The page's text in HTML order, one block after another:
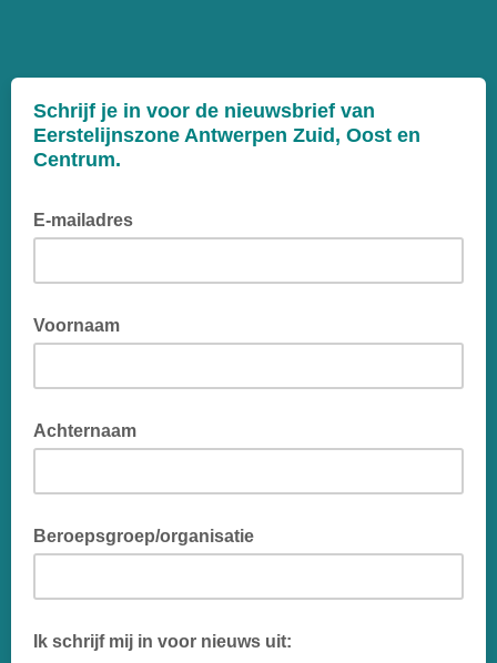
Schrijf je in voor de nieuwsbrief van
Eerstelijnszone Antwerpen Zuid, Oost en
Centrum.
E-mailadres
Voornaam
Achternaam
Beroepsgroep/organisatie
Ik schrijf mij in voor nieuws uit: